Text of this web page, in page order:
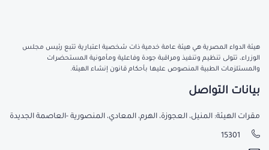
هيئة الدواء المصرية هي هيئة عامة خدمية ذات شخصية اعتبارية تتبع رئيس مجلس
الوزراء، تتولى تنظيم وتنفيذ ومراقبة جودة وفاعلية ومأمونية المستحضرات
والمستلزمات الطبية المنصوص عليها بأحكام قانون إنشاء الهيئة.
بيانات التواصل
مقرات الهيئة: المنيل، العجوزة، الهرم، المعادي، المنصورية -العاصمة الجديدة
15301